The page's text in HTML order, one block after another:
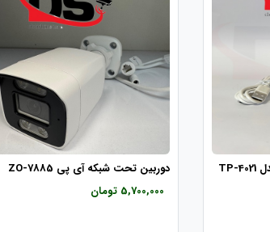
دوربین باطری دار سیم کارتی مدل TP-4021
دوربین تحت شبکه آی پی ZO-7885
5,700,000 تومان